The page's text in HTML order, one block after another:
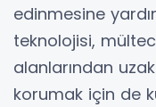
edinmesine
teknolojisi,
alanlarından
korumak için de